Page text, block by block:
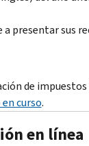
presentar sus
de
curso.
en línea